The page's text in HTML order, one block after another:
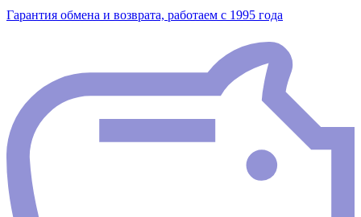
Гарантия обмена и возврата, работаем с 1995 года